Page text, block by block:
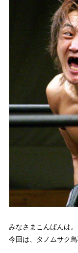
みなさまこんばんは。
今回は、タノムサク